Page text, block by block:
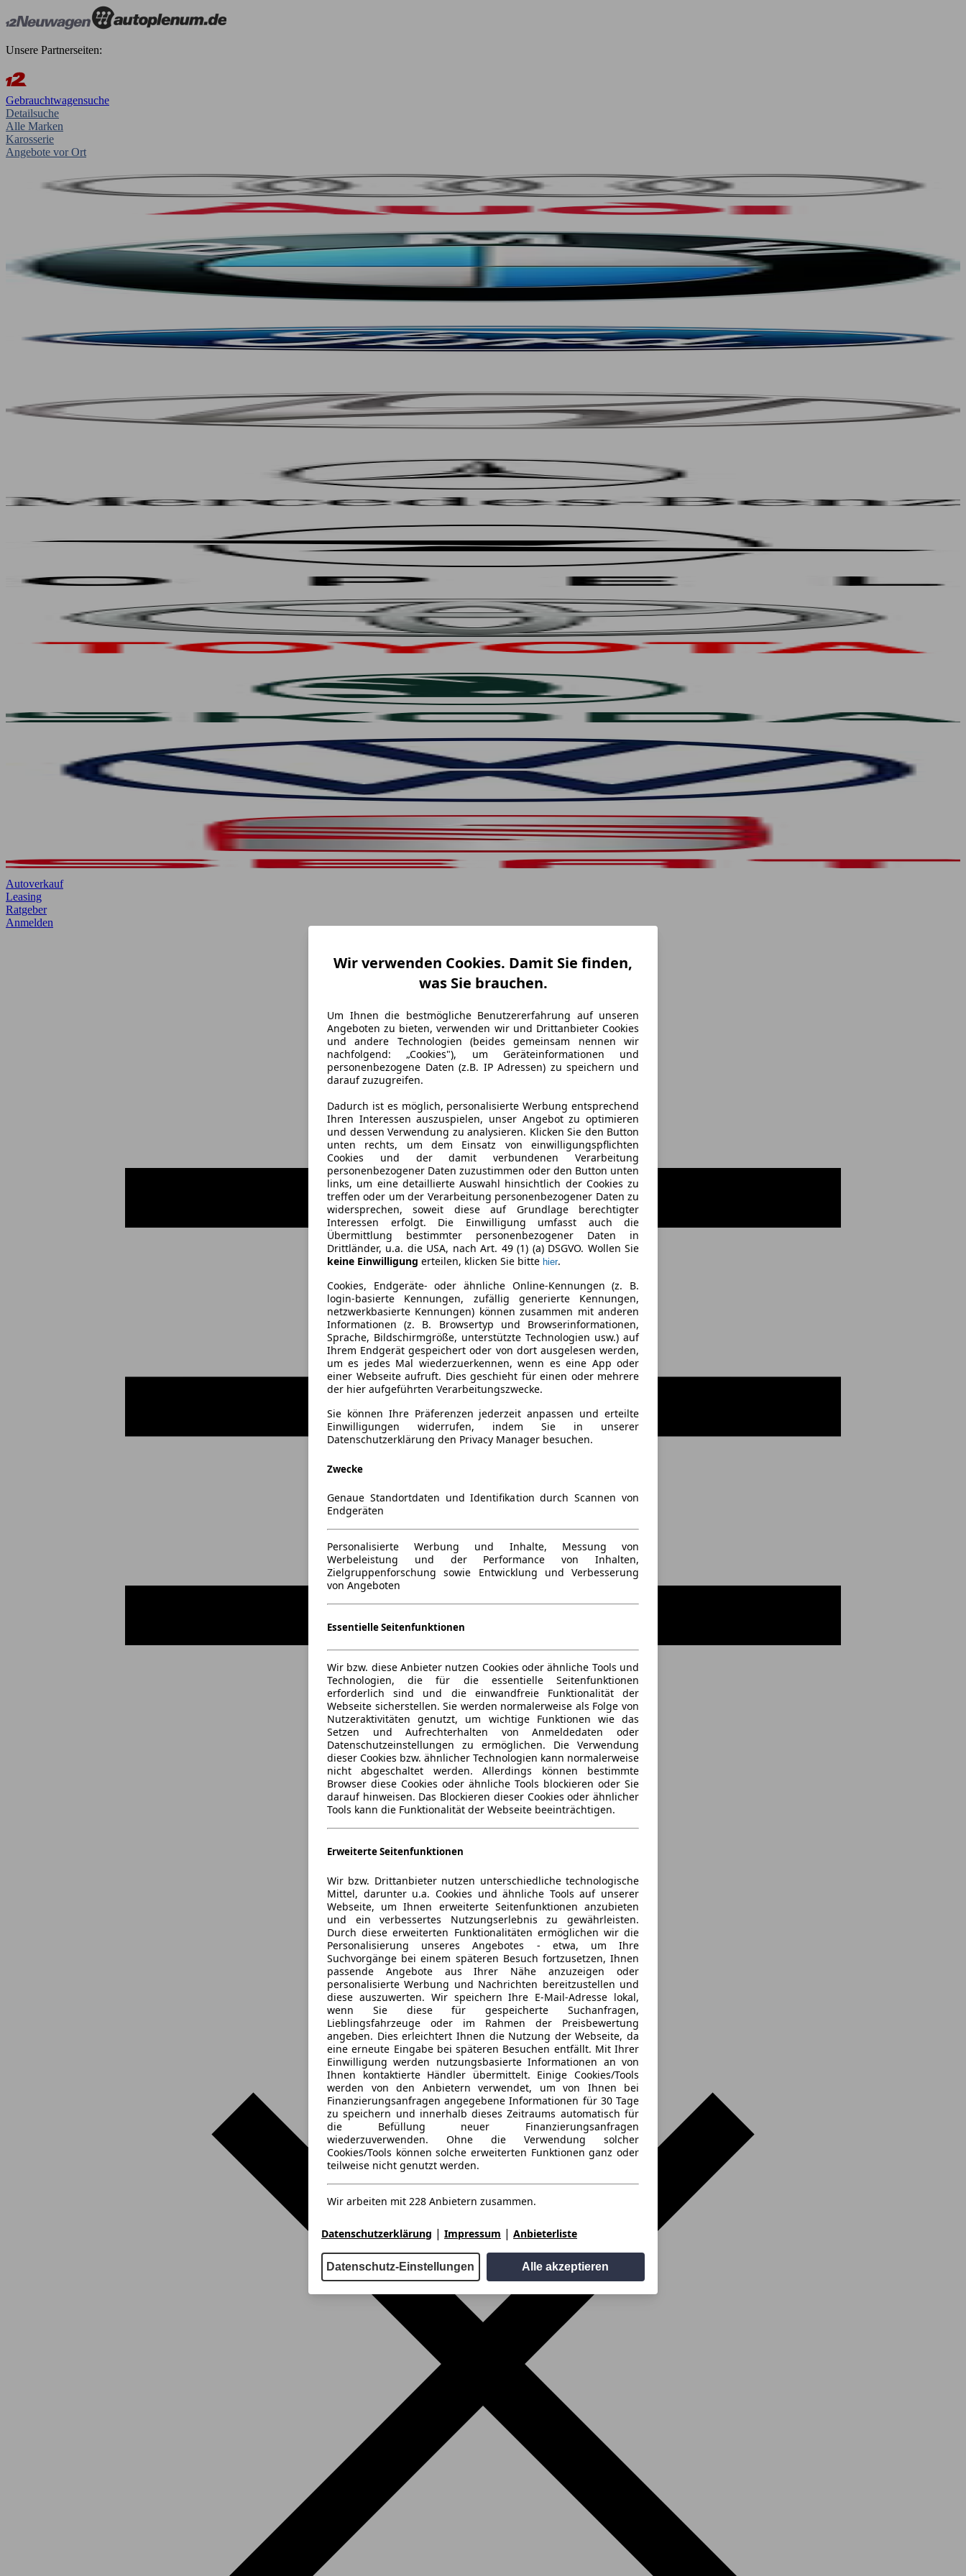
Unsere Partnerseiten:
Gebrauchtwagensuche
Detailsuche
Alle Marken
Karosserie
Angebote vor Ort
Autoverkauf
Leasing
Ratgeber
Anmelden
Wir verwenden Cookies. Damit Sie finden,
was Sie brauchen.
Um Ihnen die bestmögliche Benutzererfahrung auf unseren
Angeboten zu bieten, verwenden wir und Drittanbieter Cookies
und andere Technologien (beides gemeinsam nennen wir
nachfolgend: „Cookies"), um Geräteinformationen und
personenbezogene Daten (z.B. IP Adressen) zu speichern und
darauf zuzugreifen.
Dadurch ist es möglich, personalisierte Werbung entsprechend
Ihren Interessen auszuspielen, unser Angebot zu optimieren
und dessen Verwendung zu analysieren. Klicken Sie den Button
unten rechts, um dem Einsatz von einwilligungspflichten
Cookies und der damit verbundenen Verarbeitung
personenbezogener Daten zuzustimmen oder den Button unten
links, um eine detaillierte Auswahl hinsichtlich der Cookies zu
treffen oder um der Verarbeitung personenbezogener Daten zu
widersprechen, soweit diese auf Grundlage berechtigter
Interessen erfolgt. Die Einwilligung umfasst auch die
Übermittlung bestimmter personenbezogener Daten in
Drittländer, u.a. die USA, nach Art. 49 (1) (a) DSGVO. Wollen Sie
keine Einwilligung erteilen, klicken Sie bitte hier.
Cookies, Endgeräte- oder ähnliche Online-Kennungen (z. B.
login-basierte Kennungen, zufällig generierte Kennungen,
netzwerkbasierte Kennungen) können zusammen mit anderen
Informationen (z. B. Browsertyp und Browserinformationen,
Sprache, Bildschirmgröße, unterstützte Technologien usw.) auf
Ihrem Endgerät gespeichert oder von dort ausgelesen werden,
um es jedes Mal wiederzuerkennen, wenn es eine App oder
einer Webseite aufruft. Dies geschieht für einen oder mehrere
der hier aufgeführten Verarbeitungszwecke.
Sie können Ihre Präferenzen jederzeit anpassen und erteilte
Einwilligungen widerrufen, indem Sie in unserer
Datenschutzerklärung den Privacy Manager besuchen.
Zwecke
Genaue Standortdaten und Identifikation durch Scannen von
Endgeräten
Personalisierte Werbung und Inhalte, Messung von
Werbeleistung und der Performance von Inhalten,
Zielgruppenforschung sowie Entwicklung und Verbesserung
von Angeboten
Essentielle Seitenfunktionen
Wir bzw. diese Anbieter nutzen Cookies oder ähnliche Tools und
Technologien, die für die essentielle Seitenfunktionen
erforderlich sind und die einwandfreie Funktionalität der
Webseite sicherstellen. Sie werden normalerweise als Folge von
Nutzeraktivitäten genutzt, um wichtige Funktionen wie das
Setzen und Aufrechterhalten von Anmeldedaten oder
Datenschutzeinstellungen zu ermöglichen. Die Verwendung
dieser Cookies bzw. ähnlicher Technologien kann normalerweise
nicht abgeschaltet werden. Allerdings können bestimmte
Browser diese Cookies oder ähnliche Tools blockieren oder Sie
darauf hinweisen. Das Blockieren dieser Cookies oder ähnlicher
Tools kann die Funktionalität der Webseite beeinträchtigen.
Erweiterte Seitenfunktionen
Wir bzw. Drittanbieter nutzen unterschiedliche technologische
Mittel, darunter u.a. Cookies und ähnliche Tools auf unserer
Webseite, um Ihnen erweiterte Seitenfunktionen anzubieten
und ein verbessertes Nutzungserlebnis zu gewährleisten.
Durch diese erweiterten Funktionalitäten ermöglichen wir die
Personalisierung unseres Angebotes - etwa, um Ihre
Suchvorgänge bei einem späteren Besuch fortzusetzen, Ihnen
passende Angebote aus Ihrer Nähe anzuzeigen oder
personalisierte Werbung und Nachrichten bereitzustellen und
diese auszuwerten. Wir speichern Ihre E-Mail-Adresse lokal,
wenn Sie diese für gespeicherte Suchanfragen,
Lieblingsfahrzeuge oder im Rahmen der Preisbewertung
angeben. Dies erleichtert Ihnen die Nutzung der Webseite, da
eine erneute Eingabe bei späteren Besuchen entfällt. Mit Ihrer
Einwilligung werden nutzungsbasierte Informationen an von
Ihnen kontaktierte Händler übermittelt. Einige Cookies/Tools
werden von den Anbietern verwendet, um von Ihnen bei
Finanzierungsanfragen angegebene Informationen für 30 Tage
zu speichern und innerhalb dieses Zeitraums automatisch für
die Befüllung neuer Finanzierungsanfragen
wiederzuverwenden. Ohne die Verwendung solcher
Cookies/Tools können solche erweiterten Funktionen ganz oder
teilweise nicht genutzt werden.
Wir arbeiten mit 228 Anbietern zusammen.
Datenschutzerklärung | Impressum | Anbieterliste
Datenschutz-Einstellungen Alle akzeptieren